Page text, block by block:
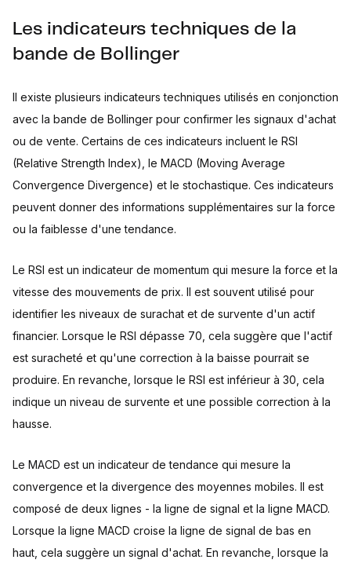
Les indicateurs techniques de la
bande de Bollinger
Il existe plusieurs indicateurs techniques utilisés en conjonction
avec la bande de Bollinger pour confirmer les signaux d'achat
ou de vente. Certains de ces indicateurs incluent le RSI
(Relative Strength Index), le MACD (Moving Average
Convergence Divergence) et le stochastique. Ces indicateurs
peuvent donner des informations supplémentaires sur la force
ou la faiblesse d'une tendance.
Le RSI est un indicateur de momentum qui mesure la force et la
vitesse des mouvements de prix. Il est souvent utilisé pour
identifier les niveaux de surachat et de survente d'un actif
financier. Lorsque le RSI dépasse 70, cela suggère que l'actif
est suracheté et qu'une correction à la baisse pourrait se
produire. En revanche, lorsque le RSI est inférieur à 30, cela
indique un niveau de survente et une possible correction à la
hausse.
Le MACD est un indicateur de tendance qui mesure la
convergence et la divergence des moyennes mobiles. Il est
composé de deux lignes - la ligne de signal et la ligne MACD.
Lorsque la ligne MACD croise la ligne de signal de bas en
haut, cela suggère un signal d'achat. En revanche, lorsque la